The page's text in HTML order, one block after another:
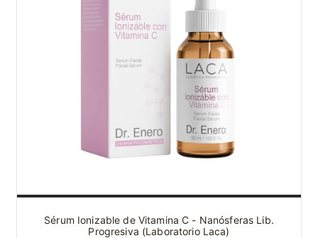
Sérum Ionizable de Vitamina C - Nanósferas Lib.
Progresiva (Laboratorio Laca)